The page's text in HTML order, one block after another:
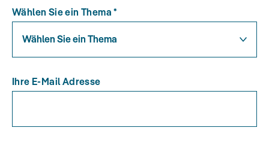
Wählen Sie ein Thema *
Wählen Sie ein Thema
Ihre E-Mail Adresse